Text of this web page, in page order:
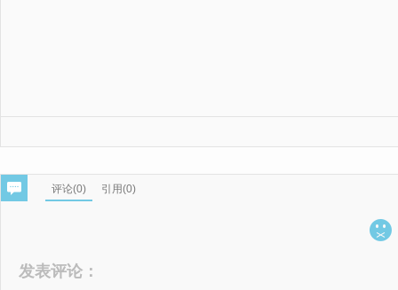
评论(0) 引用(0)
发表评论：